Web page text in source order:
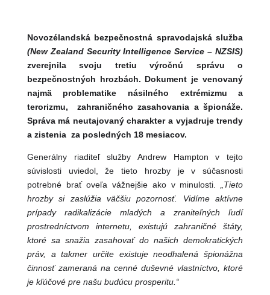
Novozélandská bezpečnostná spravodajská služba
(New Zealand Security Intelligence Service – NZSIS)
zverejnila svoju tretiu výročnú správu o
bezpečnostných hrozbách. Dokument je venovaný
najmä problematike násilného extrémizmu a
terorizmu, zahraničného zasahovania a špionáže.
Správa má neutajovaný charakter a vyjadruje trendy
a zistenia za posledných 18 mesiacov.
Generálny riaditeľ služby Andrew Hampton v tejto
súvislosti uviedol, že tieto hrozby je v súčasnosti
potrebné brať oveľa vážnejšie ako v minulosti.„Tieto
hrozby si zaslúžia väčšiu pozornosť. Vidíme aktívne
prípady radikalizácie mladých a zraniteľných ľudí
prostredníctvom internetu, existujú zahraničné štáty,
ktoré sa snažia zasahovať do našich demokratických
práv, a takmer určite existuje neodhalená špionážna
činnosť zameraná na cenné duševné vlastníctvo, ktoré
je kľúčové pre našu budúcu prosperitu.“